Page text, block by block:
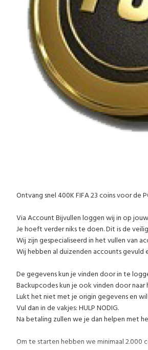
Ontvang snel 400K FIFA 23 coins voor
Via Account Bijvullen loggen wij in op
Je hoeft verder niks te doen. Dit is de
Wij zijn gespecialiseerd in het vullen van
Wij hebben al duizenden accounts
De gegevens kun je vinden door in te
Backupcodes kun je ook vinden door
Lukt het niet met je origin gegevens en wil
Vul dan in de vakjes: HULP NODIG.
Na betaling zullen we je dan helpen met
Om te starten hebben we minimaal 2.000